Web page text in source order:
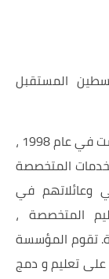
المستقبل
مؤسسة فلسطين المستقبل للطفولة تأسست في عام 1998 ،
المتخصصة
وعائلاتهم في
المتخصصة ،
تقوم المؤسسة
على تعليم و دمج